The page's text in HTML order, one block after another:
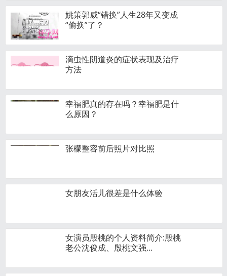
姚策郭威“错换”人生28年又变成
“偷换”了？
滴虫性阴道炎的症状表现及治疗
方法
幸福肥真的存在吗？幸福肥是什
么原因？
张檬整容前后照片对比照
女朋友活儿很差是什么体验
女演员殷桃的个人资料简介:殷桃
老公沈俊成、殷桃文强...